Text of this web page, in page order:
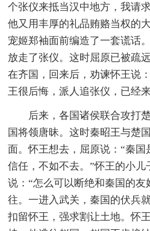
个张仪来抵当汉中地方，我请
他又用丰厚的礼品贿赂当权的
宠姬郑袖面前编造了一套谎话
放走了张仪。这时屈原已被疏
在齐国，回来后，劝谏怀王说
王很后悔，派人追张仪，已经来
后来，各国诸侯联合攻打楚
国将领唐昧。这时秦昭王与楚
面。怀王想去，屈原说：“秦
信任，不如不去。”怀王的小儿
说：“怎么可以断绝和秦国的友
往。一进入武关，秦国的伏兵
扣留怀王，强求割让土地。怀